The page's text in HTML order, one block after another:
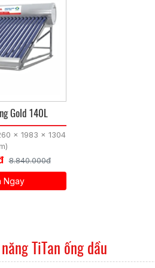
Gold 140L
x 1983 x 1304
8.840.000đ
Ngay
TiTan ống dầu